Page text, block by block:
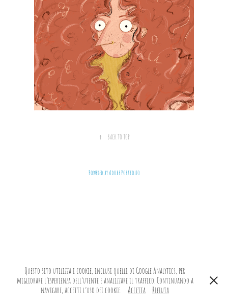
↑ Back to Top
Powered byAdobe Portfolio
Questo sito utilizza i cookie, inclusi quelli di Google Analytics, per
migliorare l’esperienza dell’utente e analizzare il traffico. Continuando a
navigare, accetti l’uso dei cookie.
Accetta Rifiuta